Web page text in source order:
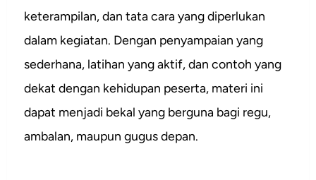
keterampilan, dan tata cara yang diperlukan
dalam kegiatan. Dengan penyampaian yang
sederhana, latihan yang aktif, dan contoh yang
dekat dengan kehidupan peserta, materi ini
dapat menjadi bekal yang berguna bagi regu,
ambalan, maupun gugus depan.